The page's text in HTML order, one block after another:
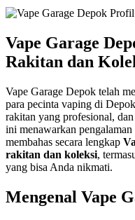
Vape Garage
Rakitan dan
Vape Garage Depok telah
para pecinta vaping di
rakitan yang profesional,
ini menawarkan
membahas secara lengkap
rakitan dan koleksi,
yang bisa Anda nikmati.
Mengenal Vape